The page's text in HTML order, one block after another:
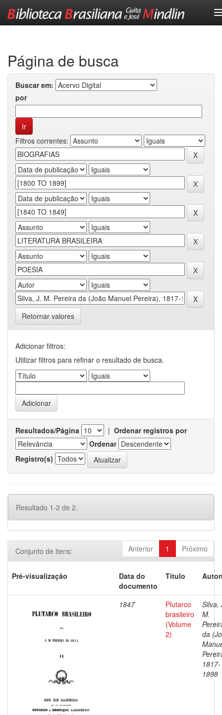
Página de busca
Buscar em:
por
Filtros correntes:
Retornar valores
Adicionar filtros:
Utilizar filtros para refinar o resultado de busca.
Resultados/Página | Ordenar registros por
Ordenar
Registro(s)
Resultado 1-2 de 2.
Anterior 1 Próximo
Conjunto de itens:
Pré-visualização
Data do
documento
Título
1847
Plutarco
brasileiro
(Volume
2)
Silva,
M.
da
1817-
1898